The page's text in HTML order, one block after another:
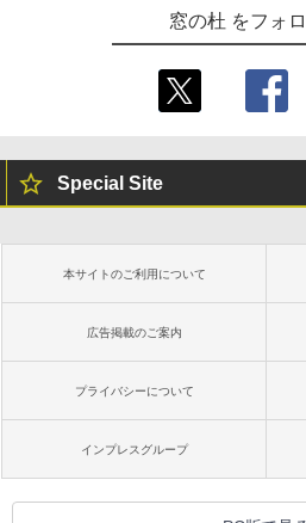
bデザイン入門
非エンジニア
方 マニュア
にもKindle出
￥99
AIイラスト表
￥480
ードウェア・
Kindle
るさ自動調整
持続バッテリ
ブラック
￥27,980
ンチディスプ
週間持続バッ
Amazon
ージ、防水、7
イ、色調調節
テリー、広告
売)
窓の杜 をフォ
Special Site
本サイトのご利用について
広告掲載のご案内
プライバシーについて
インプレスグループ